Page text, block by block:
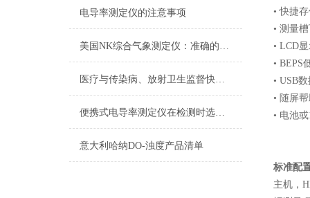
电导率测定仪的注意事项
美国NK综合气象测定仪：准确的气象测量解决方案
医疗与传染病、放射卫生监督快速检测设备（三）
便携式电导率测定仪在检测时选择自己较为合适的量程
意大利哈纳DO-浊度产品清单
• 快捷
• 测量
• LCD
• BEPS
• USB
• 随屏
• 电池
标准配
主机，